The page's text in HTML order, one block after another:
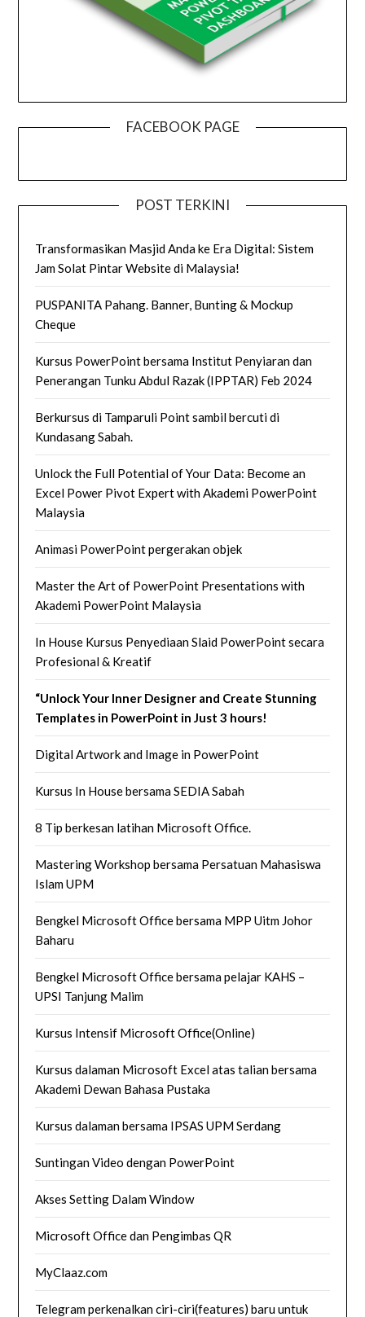
FACEBOOK PAGE
POST TERKINI
Transformasikan Masjid Anda ke Era Digital: Sistem
Jam Solat Pintar Website di Malaysia!
PUSPANITA Pahang. Banner, Bunting & Mockup
Cheque
Kursus PowerPoint bersama Institut Penyiaran dan
Penerangan Tunku Abdul Razak (IPPTAR) Feb 2024
Berkursus di Tamparuli Point sambil bercuti di
Kundasang Sabah.
Unlock the Full Potential of Your Data: Become an
Excel Power Pivot Expert with Akademi PowerPoint
Malaysia
Animasi PowerPoint pergerakan objek
Master the Art of PowerPoint Presentations with
Akademi PowerPoint Malaysia
In House Kursus Penyediaan Slaid PowerPoint secara
Profesional & Kreatif
“Unlock Your Inner Designer and Create Stunning
Templates in PowerPoint in Just 3 hours!
Digital Artwork and Image in PowerPoint
Kursus In House bersama SEDIA Sabah
8 Tip berkesan latihan Microsoft Office.
Mastering Workshop bersama Persatuan Mahasiswa
Islam UPM
Bengkel Microsoft Office bersama MPP Uitm Johor
Baharu
Bengkel Microsoft Office bersama pelajar KAHS –
UPSI Tanjung Malim
Kursus Intensif Microsoft Office(Online)
Kursus dalaman Microsoft Excel atas talian bersama
Akademi Dewan Bahasa Pustaka
Kursus dalaman bersama IPSAS UPM Serdang
Suntingan Video dengan PowerPoint
Akses Setting Dalam Window
Microsoft Office dan Pengimbas QR
MyClaaz.com
Telegram perkenalkan ciri-ciri(features) baru untuk